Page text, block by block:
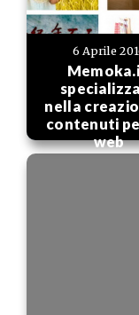
6 Aprile
nella
contenuti
web